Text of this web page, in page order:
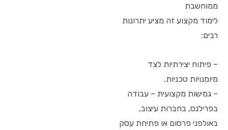
ממוחשבת
לימוד מקצוע זה מציע יתרונות
רבים:
– פיתוח יצירתיות לצד
מיומנויות טכניות.
– גמישות מקצועית – עבודה
בפרילנס, בחברות עיצוב,
באולפני פרסום או פתיחת עסק